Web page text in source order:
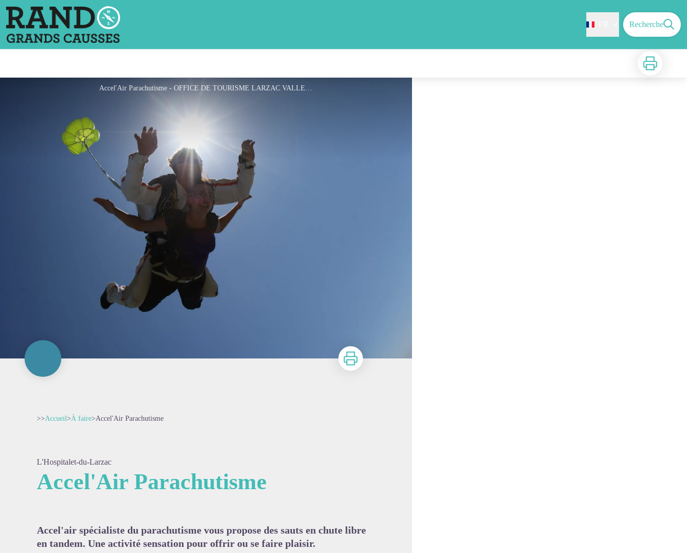
Recherche
Imprimer
Accel'Air Parachutisme - OFFICE DE TOURISME LARZAC VALLEES
Imprimer
>>Accueil>À faire>Accel'Air Parachutisme
L'Hospitalet-du-Larzac
Accel'Air Parachutisme
Accel'air spécialiste du parachutisme vous propose des sauts en chute libre
en tandem. Une activité sensation pour offrir ou se faire plaisir.